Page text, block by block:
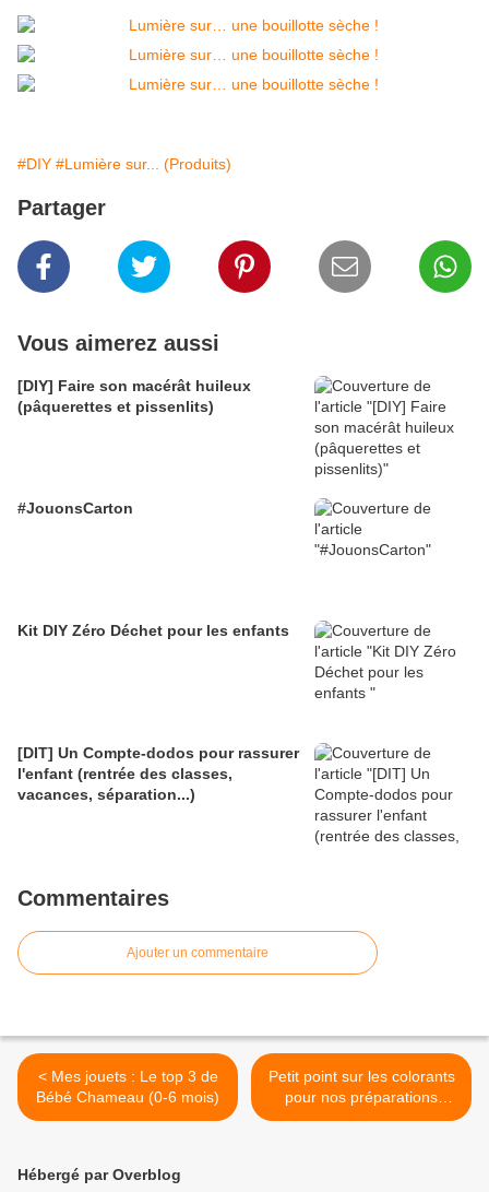
#DIY #Lumière sur... (Produits)
Partager
Vous aimerez aussi
[DIY] Faire son macérât huileux
(pâquerettes et pissenlits)
#JouonsCarton
Kit DIY Zéro Déchet pour les enfants
[DIT] Un Compte-dodos pour rassurer
l'enfant (rentrée des classes,
vacances, séparation...)
Commentaires
Ajouter un commentaire
< Mes jouets : Le top 3 de
Bébé Chameau (0-6 mois)
Petit point sur les colorants
pour nos préparations
home-made (peintures and
Hébergé par Overblog